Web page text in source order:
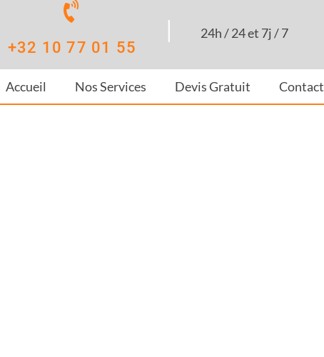
+32 10 77 01 55
| 24h / 24 et 7j / 7
Accueil Nos Services Devis Gratuit Contact